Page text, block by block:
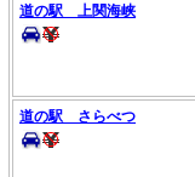
道の駅 上関海峡
道の駅 さらべつ